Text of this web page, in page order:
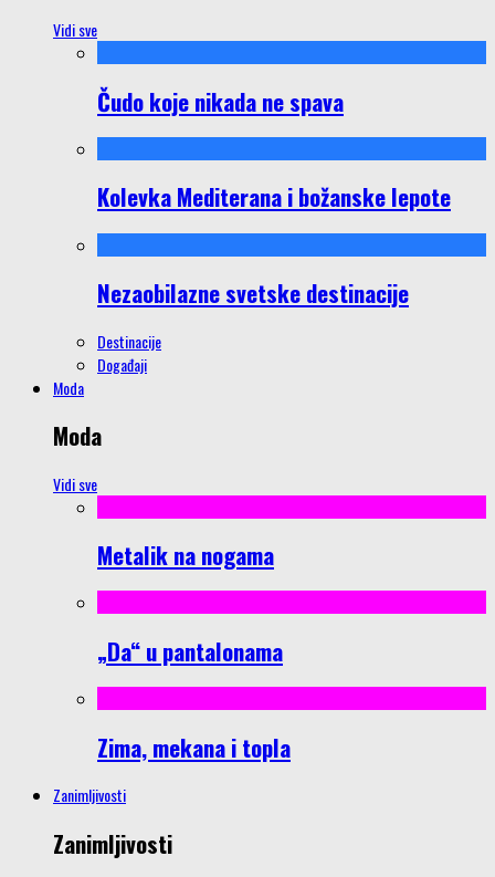
Vidi sve
Čudo koje nikada ne spava
Kolevka Mediterana i božanske lepote
Nezaobilazne svetske destinacije
Destinacije
Događaji
Moda
Moda
Vidi sve
Metalik na nogama
„Da“ u pantalonama
Zima, mekana i topla
Zanimljivosti
Zanimljivosti